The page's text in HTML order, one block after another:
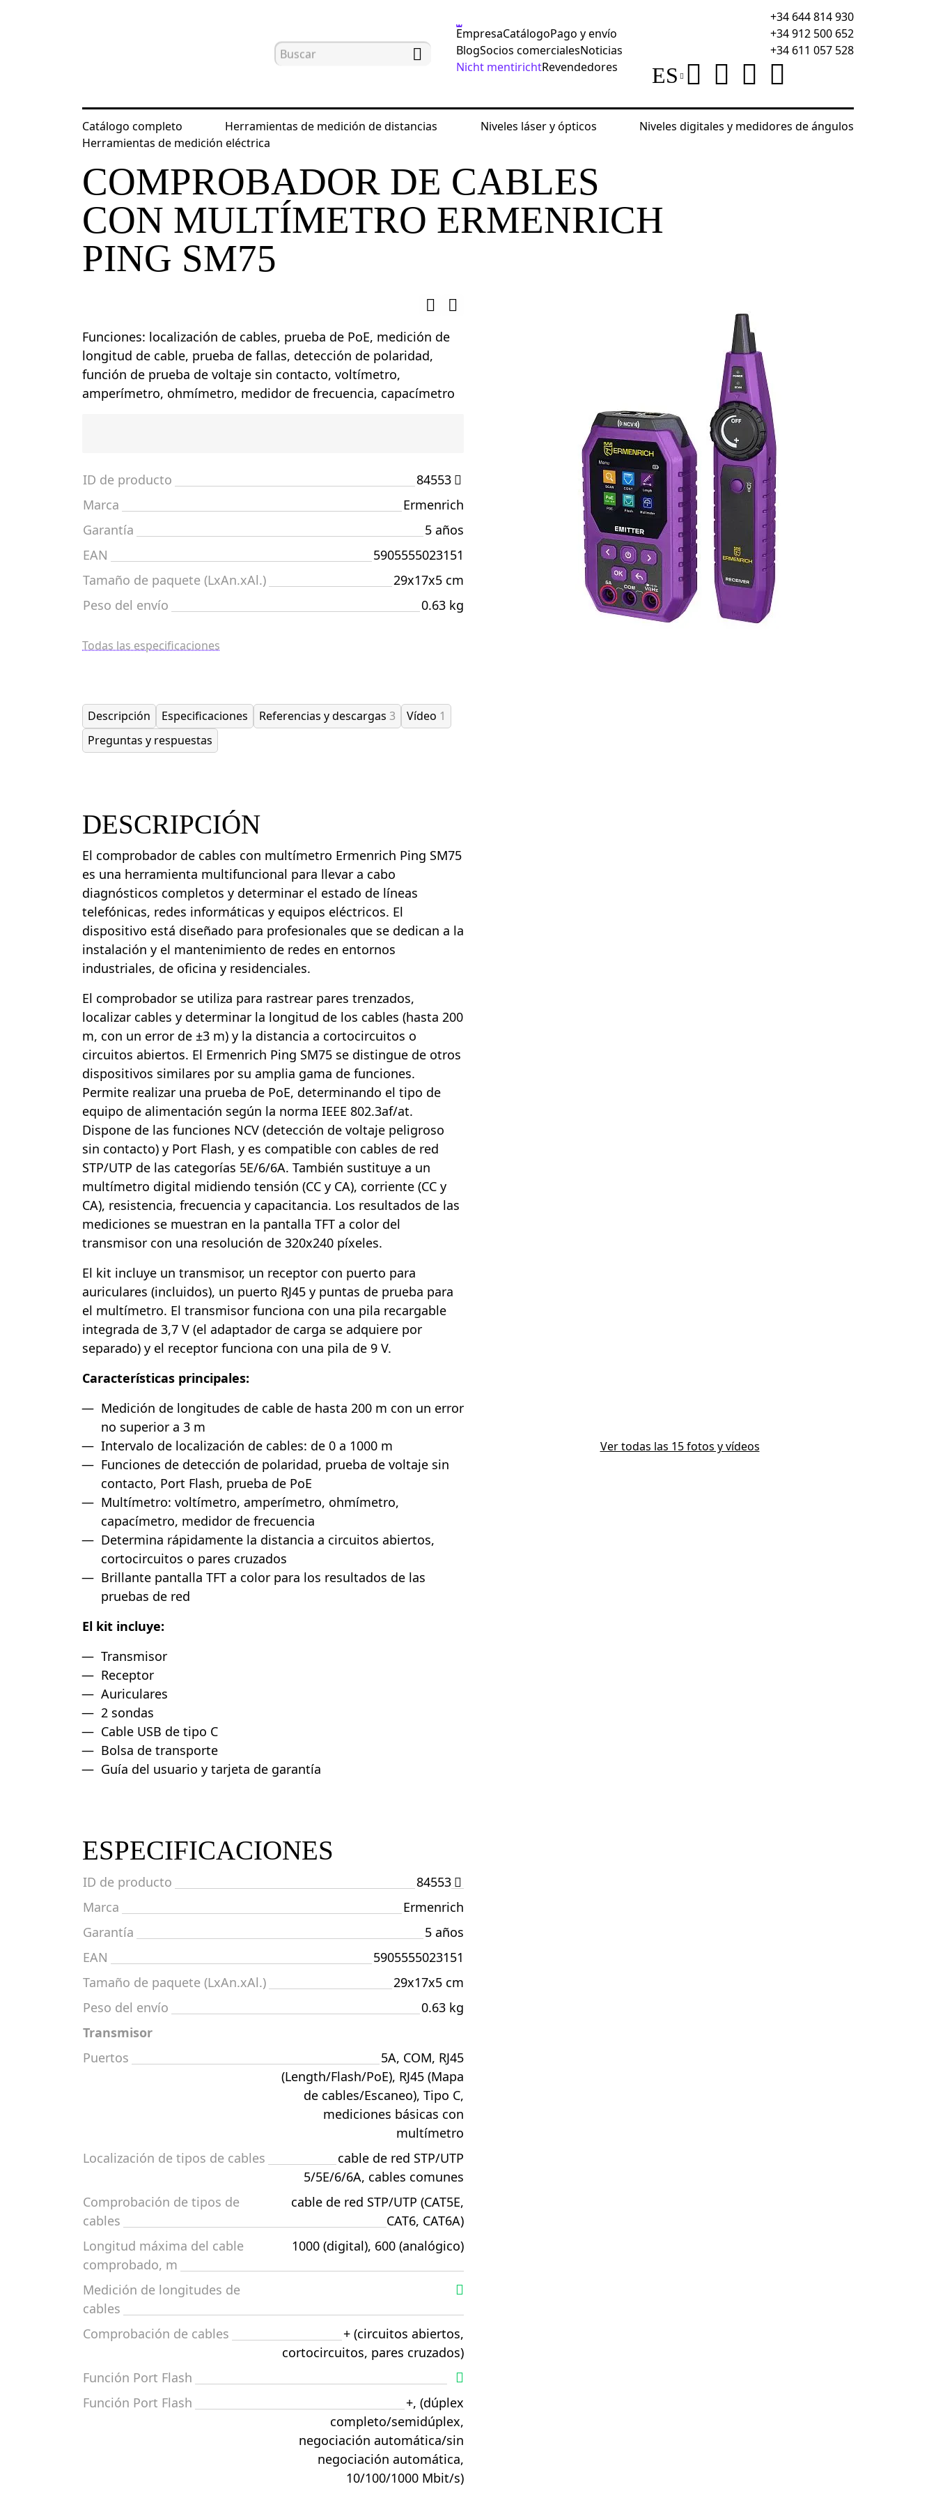
EmpresaCatálogoPago y envío
BlogSocios comercialesNoticias
Nicht mentirichtRevendedores
+34 644 814 930
+34 912 500 652
+34 611 057 528
ES
Catálogo completo Herramientas de medición de distancias Niveles láser y ópticos
Niveles digitales y medidores de ángulos
Herramientas de medición eléctrica
Inicio Catálogo Herramientas para comprobar el funcionamiento de la red Comprobadores de cables Comprobador de cables con
COMPROBADOR DE CABLES
CON MULTÍMETRO ERMENRICH
PING SM75
Ver todas las 15 fotos y vídeos
Funciones: localización de cables, prueba de PoE, medición de
longitud de cable, prueba de fallas, detección de polaridad,
función de prueba de voltaje sin contacto, voltímetro,
amperímetro, ohmímetro, medidor de frecuencia, capacímetro
ID de producto
84553
Marca
Ermenrich
Garantía
5 años
EAN
5905555023151
Tamaño de paquete (LxAn.xAl.)
29x17x5 cm
Peso del envío
0.63 kg
Todas las especificaciones
Descripción Especificaciones Referencias y descargas 3 Vídeo 1
Preguntas y respuestas
DESCRIPCIÓN
El comprobador de cables con multímetro Ermenrich Ping SM75
es una herramienta multifuncional para llevar a cabo
diagnósticos completos y determinar el estado de líneas
telefónicas, redes informáticas y equipos eléctricos. El
dispositivo está diseñado para profesionales que se dedican a la
instalación y el mantenimiento de redes en entornos
industriales, de oficina y residenciales.
El comprobador se utiliza para rastrear pares trenzados,
localizar cables y determinar la longitud de los cables (hasta 200
m, con un error de ±3 m) y la distancia a cortocircuitos o
circuitos abiertos. El Ermenrich Ping SM75 se distingue de otros
dispositivos similares por su amplia gama de funciones.
Permite realizar una prueba de PoE, determinando el tipo de
equipo de alimentación según la norma IEEE 802.3af/at.
Dispone de las funciones NCV (detección de voltaje peligroso
sin contacto) y Port Flash, y es compatible con cables de red
STP/UTP de las categorías 5E/6/6A. También sustituye a un
multímetro digital midiendo tensión (CC y CA), corriente (CC y
CA), resistencia, frecuencia y capacitancia. Los resultados de las
mediciones se muestran en la pantalla TFT a color del
transmisor con una resolución de 320x240 píxeles.
El kit incluye un transmisor, un receptor con puerto para
auriculares (incluidos), un puerto RJ45 y puntas de prueba para
el multímetro. El transmisor funciona con una pila recargable
integrada de 3,7 V (el adaptador de carga se adquiere por
separado) y el receptor funciona con una pila de 9 V.
Características principales:
Medición de longitudes de cable de hasta 200 m con un error
no superior a 3 m
Intervalo de localización de cables: de 0 a 1000 m
Funciones de detección de polaridad, prueba de voltaje sin
contacto, Port Flash, prueba de PoE
Multímetro: voltímetro, amperímetro, ohmímetro,
capacímetro, medidor de frecuencia
Determina rápidamente la distancia a circuitos abiertos,
cortocircuitos o pares cruzados
Brillante pantalla TFT a color para los resultados de las
pruebas de red
El kit incluye:
Transmisor
Receptor
Auriculares
2 sondas
Cable USB de tipo C
Bolsa de transporte
Guía del usuario y tarjeta de garantía
ESPECIFICACIONES
ID de producto
84553
Marca
Ermenrich
Garantía
5 años
EAN
5905555023151
Tamaño de paquete (LxAn.xAl.)
29x17x5 cm
Peso del envío
0.63 kg
Transmisor
Puertos
5A, COM, RJ45
(Length/Flash/PoE), RJ45 (Mapa
de cables/Escaneo), Tipo C,
mediciones básicas con
multímetro
Localización de tipos de cables
cable de red STP/UTP
5/5E/6/6A, cables comunes
Comprobación de tipos de
cables
cable de red STP/UTP (CAT5E,
CAT6, CAT6A)
Longitud máxima del cable
comprobado, m
1000 (digital), 600 (analógico)
Medición de longitudes de
cables
Comprobación de cables
+ (circuitos abiertos,
cortocircuitos, pares cruzados)
Función Port Flash
Función Port Flash
+, (dúplex
completo/semidúplex,
negociación automática/sin
negociación automática,
10/100/1000 Mbit/s)